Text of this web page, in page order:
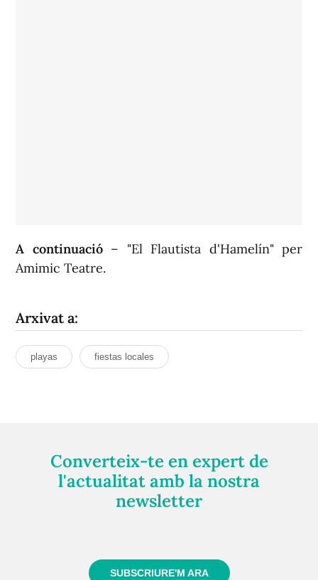
A continuació– "El Flautista d'Hamelín" per
Amimic Teatre.
Arxivat a:
playas fiestas locales
Converteix-te en expert de
l'actualitat amb la nostra
newsletter
SUBSCRIURE'M ARA